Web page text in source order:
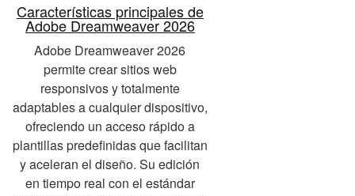
Características principales de
Adobe Dreamweaver 2026
Adobe Dreamweaver 2026
permite crear sitios web
responsivos y totalmente
adaptables a cualquier dispositivo,
ofreciendo un acceso rápido a
plantillas predefinidas que facilitan
y aceleran el diseño. Su edición
en tiempo real con el estándar